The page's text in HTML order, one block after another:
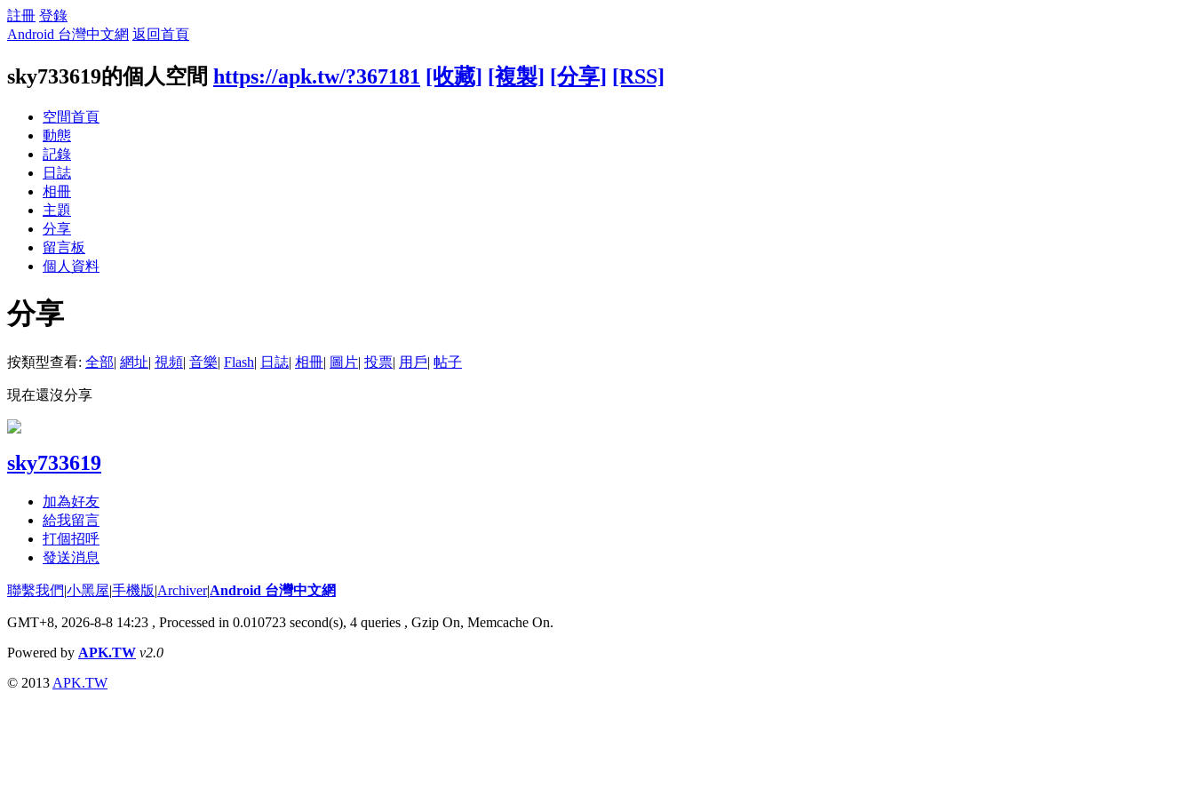
註冊 登錄
Android 台灣中文網 返回首頁
sky733619的個人空間 https://apk.tw/?367181 [收藏] [複製] [分享] [RSS]
空間首頁
動態
記錄
日誌
相冊
主題
分享
留言板
個人資料
分享
按類型查看: 全部| 網址| 視頻| 音樂| Flash| 日誌| 相冊| 圖片| 投票| 用戶| 帖子
現在還沒分享
sky733619
加為好友
給我留言
打個招呼
發送消息
聯繫我們|小黑屋|手機版|Archiver|Android 台灣中文網
GMT+8, 2026-8-8 14:23 , Processed in 0.010723 second(s), 4 queries , Gzip On, Memcache On.
Powered by APK.TW v2.0
© 2013 APK.TW